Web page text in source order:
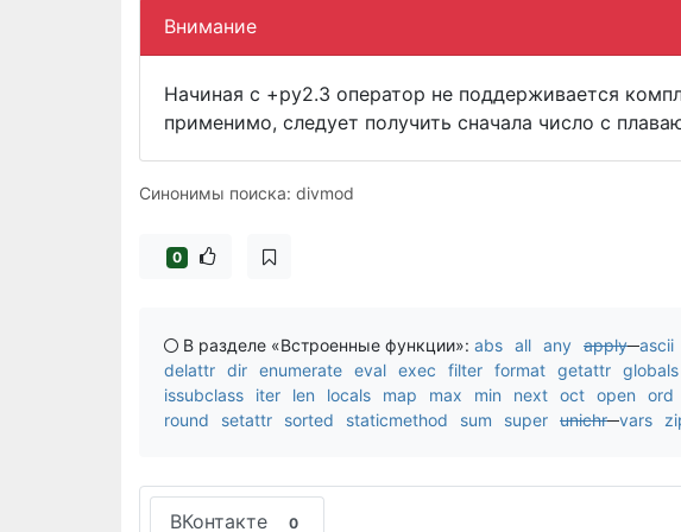
Внимание
Начиная с +py2.3 оператор не поддерживается
применимо, следует получить сначала число с
Синонимы поиска: divmod
0
В разделе «Встроенные функции»: abs all any apply ascii
delattr dir enumerate eval exec filter format getattr globals
issubclass
iter len locals map max min next oct open ord
round
setattr sorted staticmethod sum super unichr vars
ВКонтакте 0